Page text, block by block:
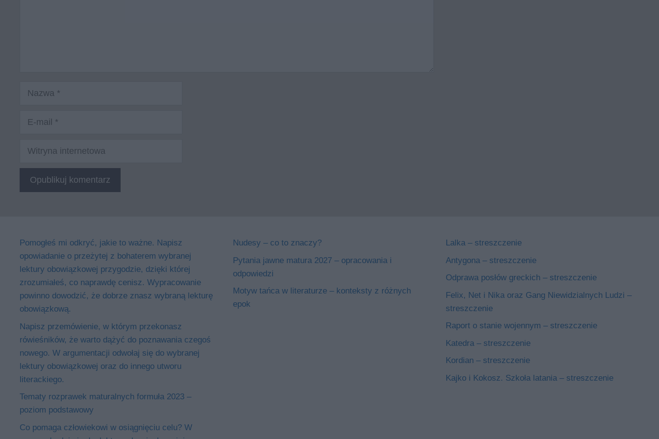
Nazwa
Witryna
Pomogłeś mi odkryć, jakie to ważne. Napisz
opowiadanie o przeżytej z bohaterem wybranej
lektury obowiązkowej przygodzie, dzięki której
zrozumiałeś, co naprawdę cenisz. Wypracowanie
powinno dowodzić, że dobrze znasz wybraną lekturę
obowiązkową.
Napisz przemówienie, w którym przekonasz
rówieśników, że warto dążyć do poznawania czegoś
nowego. W argumentacji odwołaj się do wybranej
lektury obowiązkowej oraz do innego utworu
literackiego.
Tematy rozprawek maturalnych formuła 2023 –
poziom podstawowy
Co pomaga człowiekowi w osiągnięciu celu? W
Nudesy – co to znaczy?
Pytania jawne matura 2027 – opracowania i
odpowiedzi
Motyw tańca w literaturze – konteksty z różnych
epok
Lalka – streszczenie
Antygona – streszczenie
Odprawa posłów greckich – streszczenie
Felix, Net i Nika oraz Gang Niewidzialnych Ludzi –
streszczenie
Raport o stanie wojennym – streszczenie
Katedra – streszczenie
Kordian – streszczenie
Kajko i Kokosz. Szkoła latania – streszczenie